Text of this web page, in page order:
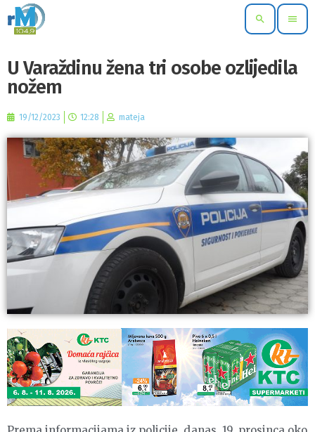
search menu
U Varaždinu žena tri osobe ozlijedila
nožem
19/12/2023 12:28 mateja